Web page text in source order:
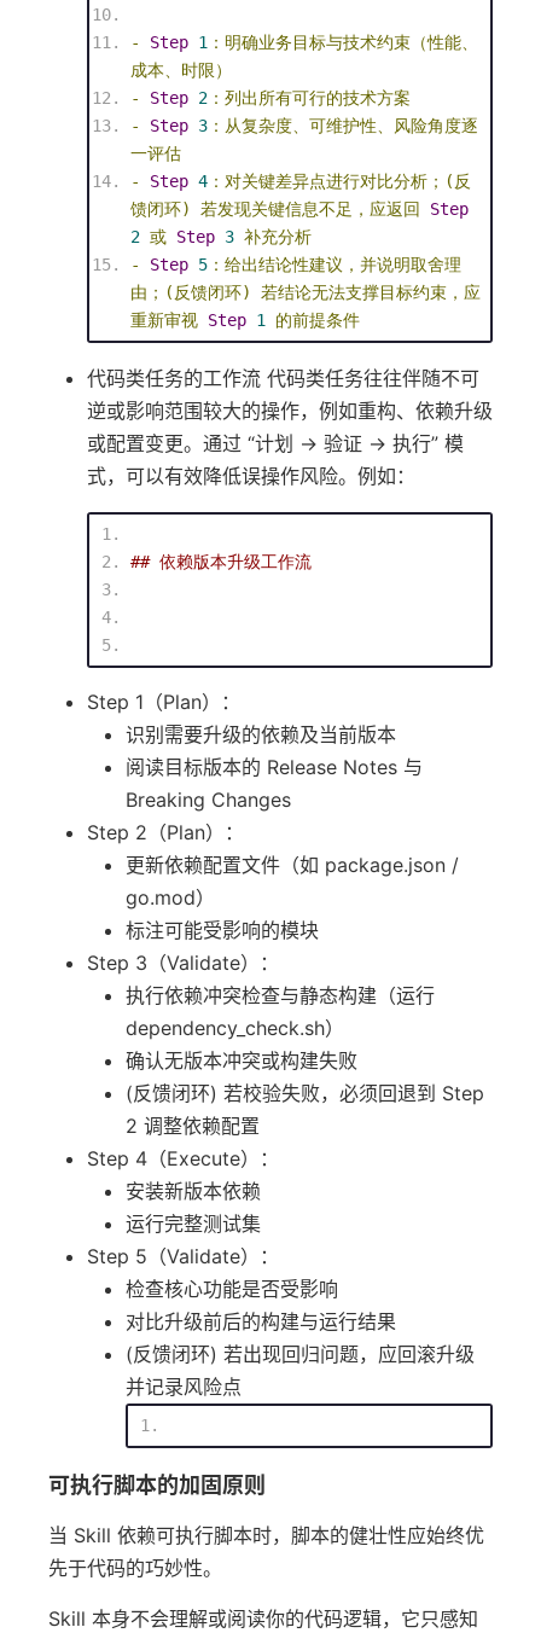
- Step 1 ：明确业务目标与技术约束（性能、
成本、时限）
-
Step 2 ：列出所有可行的技术方案
-
Step 3 ：从复杂度、可维护性、风险角度逐
一评估
-
Step 4 ：对关键差异点进行对比分析；(反
馈闭环)
若发现关键信息不足，应返回
Step
2 或 Step 3 补充分析
-
Step 5 ：给出结论性建议，并说明取舍理
由；(反馈闭环)
若结论无法支撑目标约束，应
重新审视 Step 1 的前提条件
代码类任务的工作流 代码类任务往往伴随不可
逆或影响范围较大的操作，例如重构、依赖升级
或配置变更。通过 “计划 → 验证 → 执行” 模
式，可以有效降低误操作风险。例如：
## 依赖版本升级工作流
Step 1（Plan）：
识别需要升级的依赖及当前版本
阅读目标版本的 Release Notes 与
Breaking Changes
Step 2（Plan）：
更新依赖配置文件（如 package.json /
go.mod）
标注可能受影响的模块
Step 3（Validate）：
执行依赖冲突检查与静态构建（运行
dependency_check.sh）
确认无版本冲突或构建失败
(反馈闭环) 若校验失败，必须回退到 Step
2 调整依赖配置
Step 4（Execute）：
安装新版本依赖
运行完整测试集
Step 5（Validate）：
检查核心功能是否受影响
对比升级前后的构建与运行结果
(反馈闭环) 若出现回归问题，应回滚升级
并记录风险点
可执行脚本的加固原则
当 Skill 依赖可执行脚本时，脚本的健壮性应始终优
先于代码的巧妙性。
Skill 本身不会理解或阅读你的代码逻辑，它只感知